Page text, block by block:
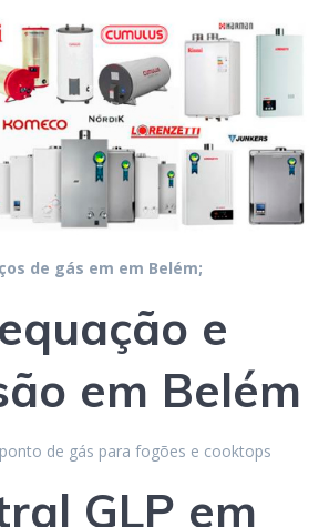
de gás em em Belém;
e
em Belém
de gás para fogões e cooktops
GLP em